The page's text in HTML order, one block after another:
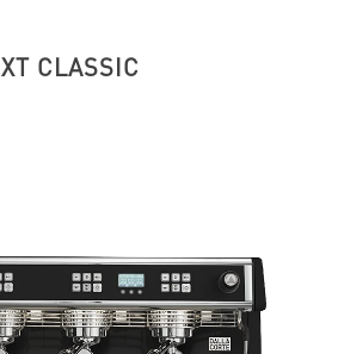
XT CLASSIC